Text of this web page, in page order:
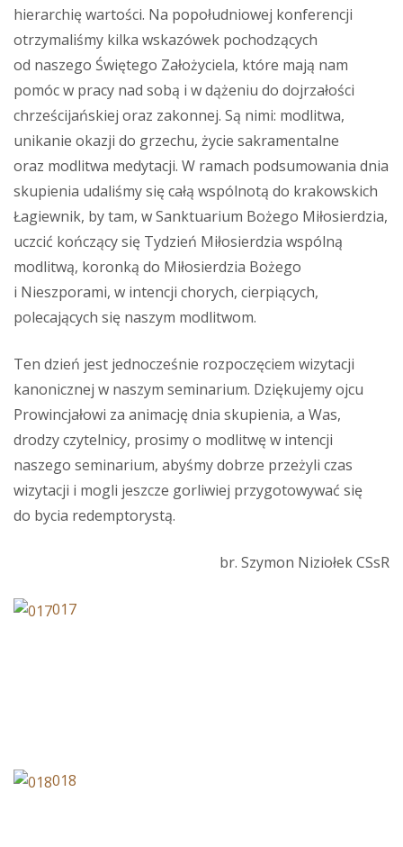
hierarchię wartości. Na popołudniowej konferencji
otrzymaliśmy kilka wskazówek pochodzących
od naszego Świętego Założyciela, które mają nam
pomóc w pracy nad sobą i w dążeniu do dojrzałości
chrześcijańskiej oraz zakonnej. Są nimi: modlitwa,
unikanie okazji do grzechu, życie sakramentalne
oraz modlitwa medytacji. W ramach podsumowania dnia
skupienia udaliśmy się całą wspólnotą do krakowskich
Łagiewnik, by tam, w Sanktuarium Bożego Miłosierdzia,
uczcić kończący się Tydzień Miłosierdzia wspólną
modlitwą, koronką do Miłosierdzia Bożego
i Nieszporami, w intencji chorych, cierpiących,
polecających się naszym modlitwom.
Ten dzień jest jednocześnie rozpoczęciem wizytacji
kanonicznej w naszym seminarium. Dziękujemy ojcu
Prowincjałowi za animację dnia skupienia, a Was,
drodzy czytelnicy, prosimy o modlitwę w intencji
naszego seminarium, abyśmy dobrze przeżyli czas
wizytacji i mogli jeszcze gorliwiej przygotowywać się
do bycia redemptorystą.
br. Szymon Niziołek CSsR
017
018